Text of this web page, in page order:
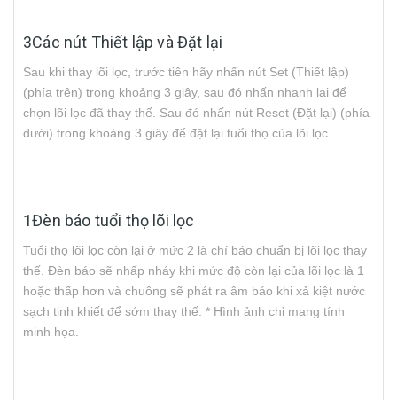
3Các nút Thiết lập và Đặt lại
Sau khi thay lõi lọc, trước tiên hãy nhấn nút Set (Thiết lập)
(phía trên) trong khoảng 3 giây, sau đó nhấn nhanh lại để
chọn lõi lọc đã thay thế. Sau đó nhấn nút Reset (Đặt lại) (phía
dưới) trong khoảng 3 giây để đặt lại tuổi thọ của lõi lọc.
1Đèn báo tuổi thọ lõi lọc
Tuổi thọ lõi lọc còn lại ở mức 2 là chí báo chuẩn bị lõi lọc thay
thế. Đèn báo sẽ nhấp nháy khi mức độ còn lại của lõi lọc là 1
hoặc thấp hơn và chuông sẽ phát ra âm báo khi xả kiệt nước
sạch tinh khiết để sớm thay thế. * Hình ảnh chỉ mang tính
minh họa.